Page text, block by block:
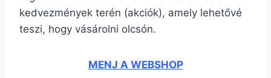
kedvezmények terén (akciók), amely lehetővé
teszi, hogy vásárolni olcsón.
MENJ A WEBSHOP